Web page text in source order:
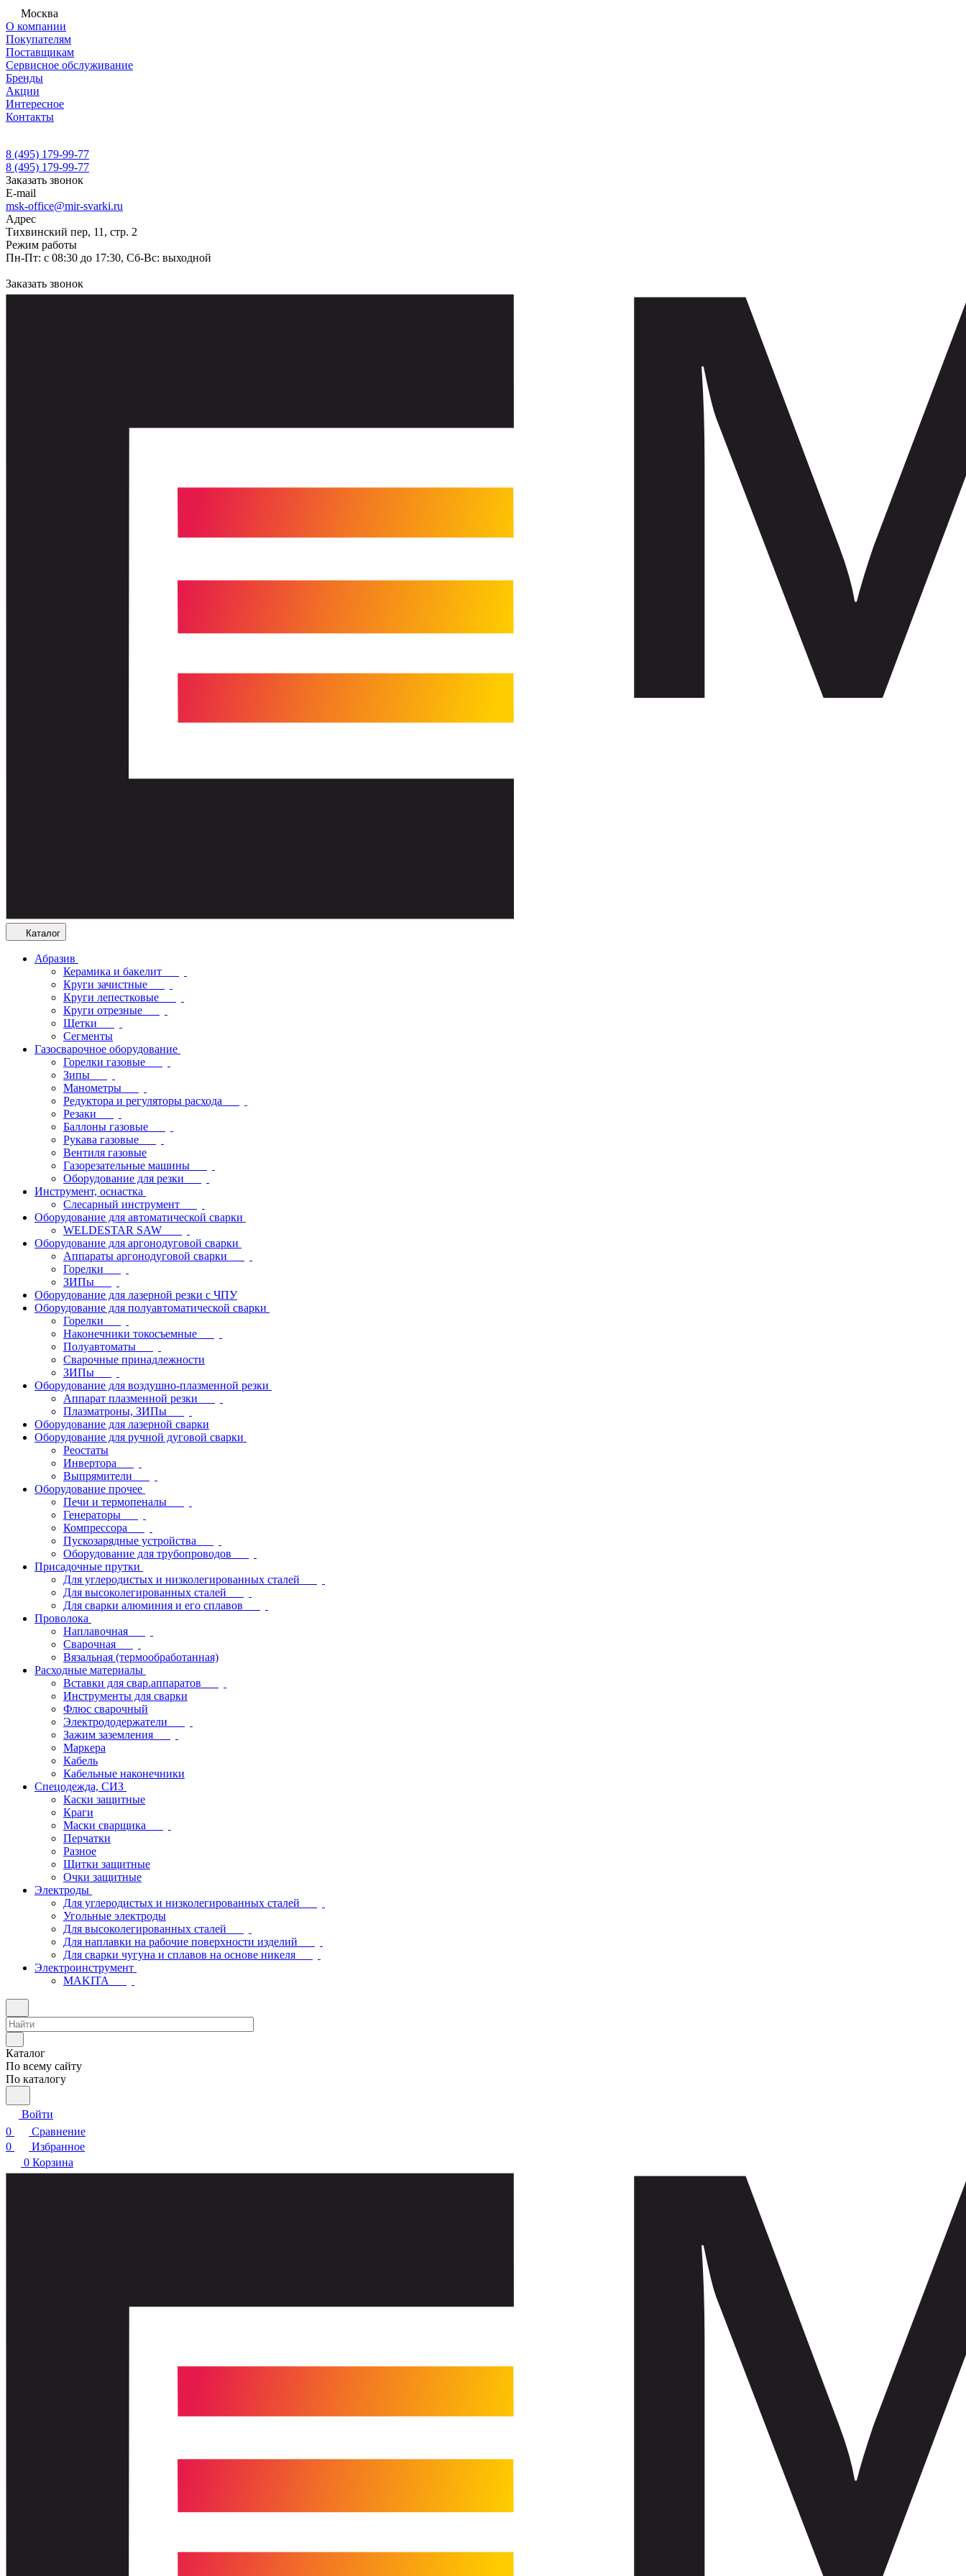
Москва
О компании
Покупателям
Поставщикам
Сервисное обслуживание
Бренды
Акции
Интересное
Контакты
8 (495) 179-99-77
8 (495) 179-99-77
Заказать звонок
E-mail
msk-office@mir-svarki.ru
Адрес
Тихвинский пер, 11, стр. 2
Режим работы
Пн-Пт: с 08:30 до 17:30, Сб-Вс: выходной
Заказать звонок
Каталог
Абразив
Керамика и бакелит
Круги зачистные
Круги лепестковые
Круги отрезные
Щетки
Сегменты
Газосварочное оборудование
Горелки газовые
Зипы
Манометры
Редуктора и регуляторы расхода
Резаки
Баллоны газовые
Рукава газовые
Вентиля газовые
Газорезательные машины
Оборудование для резки
Инструмент, оснастка
Слесарный инструмент
Оборудование для автоматической сварки
WELDESTAR SAW
Оборудование для аргонодуговой сварки
Аппараты аргонодуговой сварки
Горелки
ЗИПы
Оборудование для лазерной резки с ЧПУ
Оборудование для полуавтоматической сварки
Горелки
Наконечники токосъемные
Полуавтоматы
Сварочные принадлежности
ЗИПы
Оборудование для воздушно-плазменной резки
Аппарат плазменной резки
Плазматроны, ЗИПы
Оборудование для лазерной сварки
Оборудование для ручной дуговой сварки
Реостаты
Инвертора
Выпрямители
Оборудование прочее
Печи и термопеналы
Генераторы
Компрессора
Пускозарядные устройства
Оборудование для трубопроводов
Присадочные прутки
Для углеродистых и низколегированных сталей
Для высоколегированных сталей
Для сварки алюминия и его сплавов
Проволока
Наплавочная
Сварочная
Вязальная (термообработанная)
Расходные материалы
Вставки для свар.аппаратов
Инструменты для сварки
Флюс сварочный
Электрододержатели
Зажим заземления
Маркера
Кабель
Кабельные наконечники
Спецодежда, СИЗ
Каски защитные
Краги
Маски сварщика
Перчатки
Разное
Щитки защитные
Очки защитные
Электроды
Для углеродистых и низколегированных сталей
Угольные электроды
Для высоколегированных сталей
Для наплавки на рабочие поверхности изделий
Для сварки чугуна и сплавов на основе никеля
Электроинструмент
МAKITA
Каталог
По всему сайту
По каталогу
Войти
0
Сравнение
0
Избранное
0 Корзина